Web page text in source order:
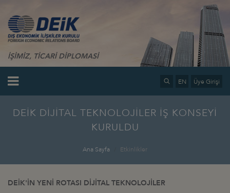
İŞİMİZ, TİCARİ DİPLOMASİ
EN Üye Girişi
DEİK DİJİTAL TEKNOLOJİLER İŞ KONSEYİ
KURULDU
Ana Sayfa Etkinlikler
DEİK'İN YENİ ROTASI DİJİTAL TEKNOLOJİLER